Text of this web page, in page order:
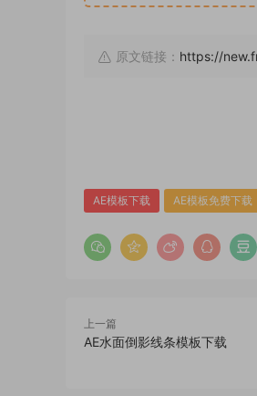
原文链接： https://
AE模板下载 AE模板免费下载
上一篇
AE水面倒影线条模板下载